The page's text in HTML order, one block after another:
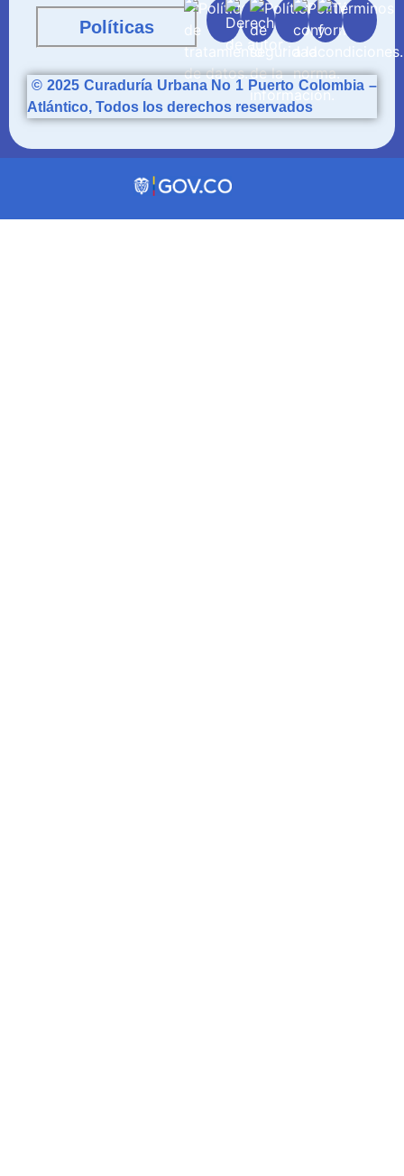
Políticas
© 2025 CuraduríaUrbana No 1 Puerto Colombia –
Atlántico, Todos los derechos reservados